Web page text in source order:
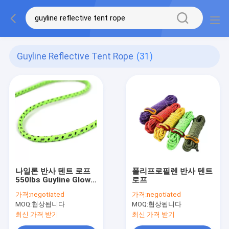
Guyline Reflective Tent Rope (31)
나일론 반사 텐트 로프
550lbs Guyline Glow
가격:negotiated
MOQ:협상됩니다
최신 가격 받기
폴리프로필렌 반사 텐트
로프
가격:negotiated
MOQ:협상됩니다
최신 가격 받기